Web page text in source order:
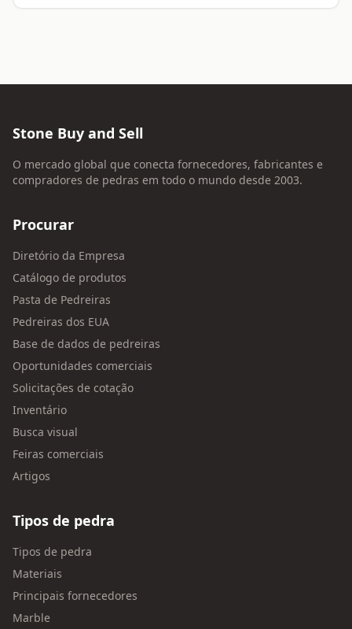
Stone Buy and Sell
O mercado global que conecta fornecedores, fabricantes e
compradores de pedras em todo o mundo desde 2003.
Procurar
Diretório da Empresa
Catálogo de produtos
Pasta de Pedreiras
Pedreiras dos EUA
Base de dados de pedreiras
Oportunidades comerciais
Solicitações de cotação
Inventário
Busca visual
Feiras comerciais
Artigos
Tipos de pedra
Tipos de pedra
Materiais
Principais fornecedores
Marble